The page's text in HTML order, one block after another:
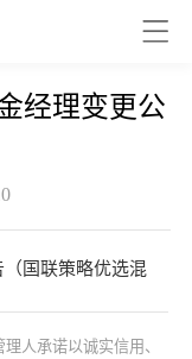
经理变更公
国联策略优选混
人承诺以诚实信用、